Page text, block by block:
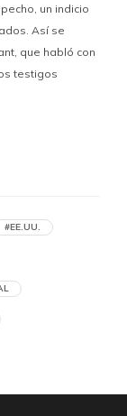
un indicio
Así se
que habló con
testigos
un solo
#EE.UU.